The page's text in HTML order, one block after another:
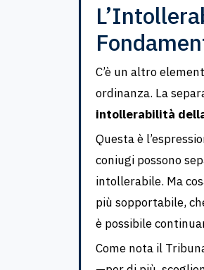
C’è un altro
ordinanza. La
intollerabilità
Questa è
coniugi possono
intollerabile. Ma
più sopportabile,
è possibile
Come nota il